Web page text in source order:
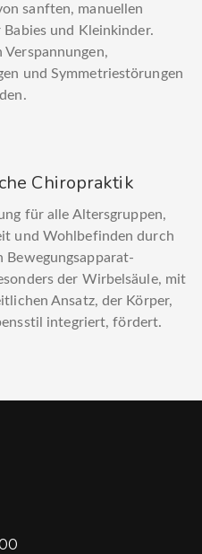
sanften, manuellen
Babies und Kleinkinder.
Verspannungen,
und Symmetriestörungen
Chiropraktik
für alle Altersgruppen,
und Wohlbefinden durch
Bewegungsapparat-
der Wirbelsäule, mit
Ansatz, der Körper,
integriert, fördert.